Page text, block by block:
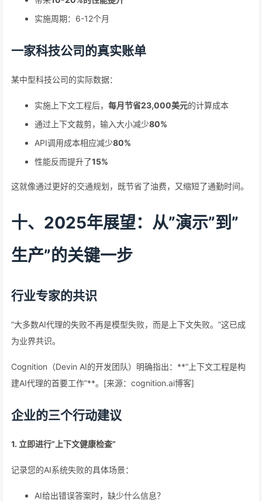
实施周期：6-12个月
一家科技公司的真实账单
某中型科技公司的实际数据：
实施上下文工程后， 每月节省23,000美元的计算成本
通过上下文裁剪，输入大小减少80%
API调用成本相应减少80%
性能反而提升了15%
这就像通过更好的交通规划，既节省了油费，又缩短了通勤时间。
十、2025年展望：从”演示”到”
生产”的关键一步
行业专家的共识
“大多数AI代理的失败不再是模型失败，而是上下文失败。”这已成
为业界共识。
Cognition（Devin AI的开发团队）明确指出：**”上下文工程是构
建AI代理的首要工作”**。[来源：cognition.ai博客]
企业的三个行动建议
1. 立即进行”上下文健康检查”
记录您的AI系统失败的具体场景：
AI给出错误答案时，缺少什么信息？